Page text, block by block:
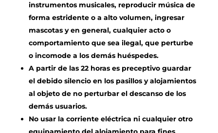
instrumentos musicales, reproducir música de
forma estridente o a alto volumen, ingresar
mascotas y en general, cualquier acto o
comportamiento que sea ilegal, que perturbe
o incomode a los demás huéspedes.
A partir de las 22 horas es preceptivo guardar
el debido silencio en los pasillos y alojamientos
al objeto de no perturbar el descanso de los
demás usuarios.
No usar la corriente eléctrica ni cualquier otro